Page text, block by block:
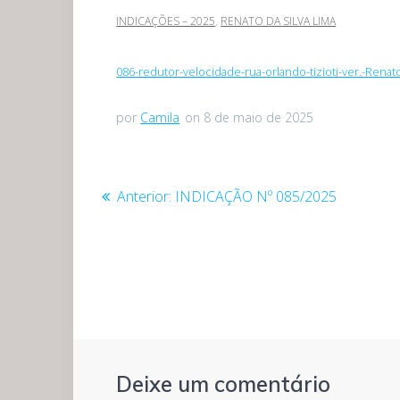
INDICAÇÕES – 2025, RENATO DA SILVA LIMA
086-redutor-velocidade-rua-orlando-tizioti-ver.-
por Camila on 8 de maio de 2025
Navegação
Anterior: Post
INDICAÇÃO Nº 085/2025
Deixe um comentário